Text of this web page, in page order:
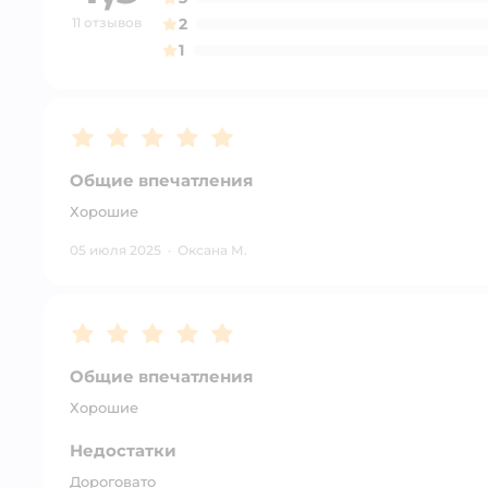
11 отзывов
2
1
Рейтинг:5
Общие впечатления
Хорошие
05 июля 2025 · Оксана М.
Рейтинг:5
Общие впечатления
Хорошие
Недостатки
Дороговато